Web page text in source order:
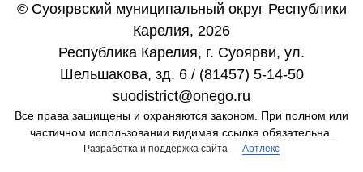
© Суоярвский муниципальный округ Республики
Карелия, 2026
Республика Карелия, г. Cуоярви, ул.
Шельшакова, зд. 6 / (81457) 5-14-50
suodistrict@onego.ru
Все права защищены и охраняются законом. При полном или
частичном использовании видимая ссылка обязательна.
Разработка и поддержка сайта — Артлекс